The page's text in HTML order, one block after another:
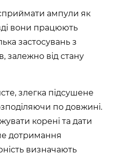
ампули як
вони працюють
застосувань з
залежно від стану
злегка підсушене
по довжині.
корені та дати
дотримання
визначають